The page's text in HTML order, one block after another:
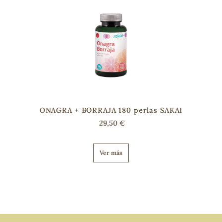
ONAGRA + BORRAJA 180 perlas SAKAI
29,50 €
Ver más